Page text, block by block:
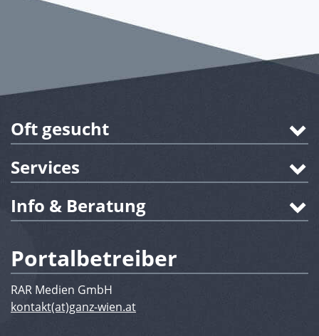
Oft gesucht
Services
Info & Beratung
Portalbetreiber
RAR Medien GmbH
kontakt(at)ganz-wien.at